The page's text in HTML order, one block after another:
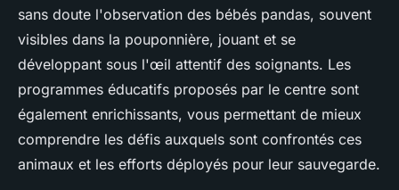
sans doute l'observation des bébés pandas, souvent
visibles dans la pouponnière, jouant et se
développant sous l'œil attentif des soignants. Les
programmes éducatifs proposés par le centre sont
également enrichissants, vous permettant de mieux
comprendre les défis auxquels sont confrontés ces
animaux et les efforts déployés pour leur sauvegarde.